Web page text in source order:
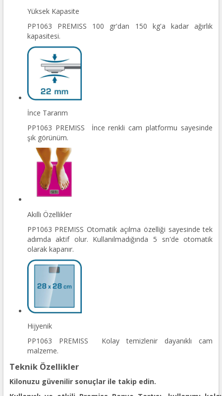
Yüksek Kapasite
PP1063 PREMISS 100 gr'dan 150 kg'a kadar ağırlık
kapasitesi.
İnce Tararım
PP1063 PREMISS İnce renkli cam platformu sayesinde
şık görünüm.
Akıllı Özellikler
PP1063 PREMISS Otomatik açılma özelliği sayesinde tek
adımda aktif olur. Kullanılmadığında 5 sn'de otomatik
olarak kapanır.
Hijyenik
PP1063 PREMISS Kolay temizlenir dayanıklı cam
malzeme.
Teknik Özellikler
Kilonuzu güvenilir sonuçlar ile takip edin.